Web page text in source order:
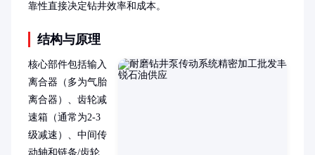
靠性直接决定钻井效率和成本。
结构与原理
核心部件包括输入
离合器（多为气胎
离合器）、齿轮减
速箱（通常为2-3
级减速）、中间传
动轴和链条/齿轮